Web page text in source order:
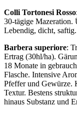
Colli Tortonesi Rosso
30-tägige Mazeration.
Lebendig, dicht,
Barbera superiore:
Ertrag (30hl/ha).
18 Monate in
Flasche. Intensive
Pfeffer und Gewürze.
Textur. Bestens
hinaus Substanz und